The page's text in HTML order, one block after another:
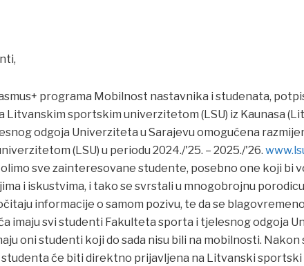
programa Mobilnost nastavnika i studenata,
Litvanskim sportskim univerzitetom (LSU) iz Kaunasa
odgoja Univerziteta u Sarajevu omogućena
(LSU) u periodu 2024./'25. – 2025./'26.
sve zainteresovane studente, posebno one koji bi
i iskustvima, i tako se svrstali u mnogobrojnu
informacije o samom pozivu, te da se
imaju svi studenti Fakulteta sporta i tjelesnog odgoja
oni studenti koji do sada nisu bili na mobilnosti.
će biti direktno prijavljena na Litvanski sportski